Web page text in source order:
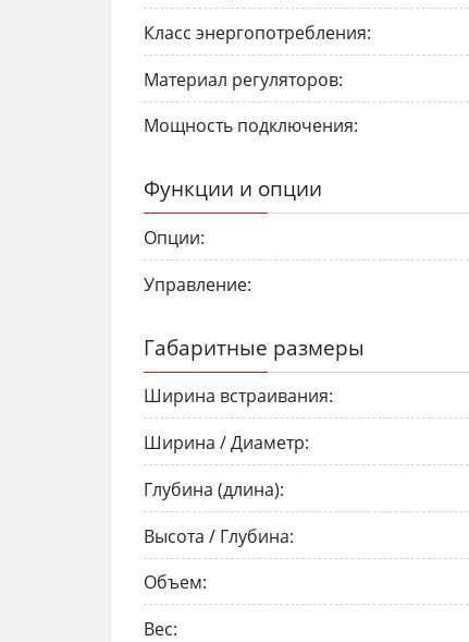
Класс энергопотребления:
Материал регуляторов:
Мощность подключения:
Функции и опции
Опции:
Управление:
Габаритные размеры
Ширина встраивания:
Ширина / Диаметр:
Глубина (длина):
Высота / Глубина:
Объем:
Вес: